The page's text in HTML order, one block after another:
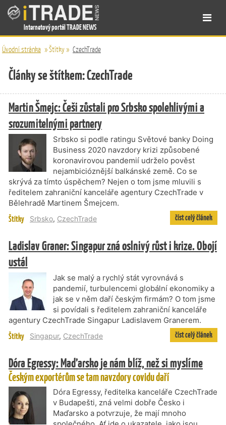
Internetový portál TRADE NEWS
Úvodní stránka »Štítky» CzechTrade
Články se štítkem: CzechTrade
Martin Šmejc: Češi zůstali pro Srbsko spolehlivými a
srozumitelnými partnery
Srbsko si podle ratingu Světové banky Doing
Business 2020 navzdory krizi způsobené
koronavirovou pandemií udrželo pověst
nejambicióznější balkánské země. Co se
skrývá za tímto úspěchem? Nejen o tom jsme mluvili s
ředitelem zahraniční kanceláře agentury CzechTrade v
Bělehradě Martinem Šmejcem.
Štítky Srbsko, CzechTrade číst celý článek
Ladislav Graner: Singapur zná oslnivý růst i krize. Obojí
ustál
Jak se malý a rychlý stát vyrovnává s
pandemií, turbulencemi globální ekonomiky a
jak se v něm daří českým firmám? O tom jsme
si povídali s ředitelem zahraniční kanceláře
agentury CzechTrade Singapur Ladislavem Granerem.
Štítky Singapur, CzechTrade číst celý článek
Dóra Egressy: Maďarsko je nám blíž, než si myslíme
Českým exportérům se tam navzdory covidu daří
Dóra Egressy, ředitelka kanceláře CzechTrade
v Budapešti, zná velmi dobře Česko i
Maďarsko a potvrzuje, že mají mnoho